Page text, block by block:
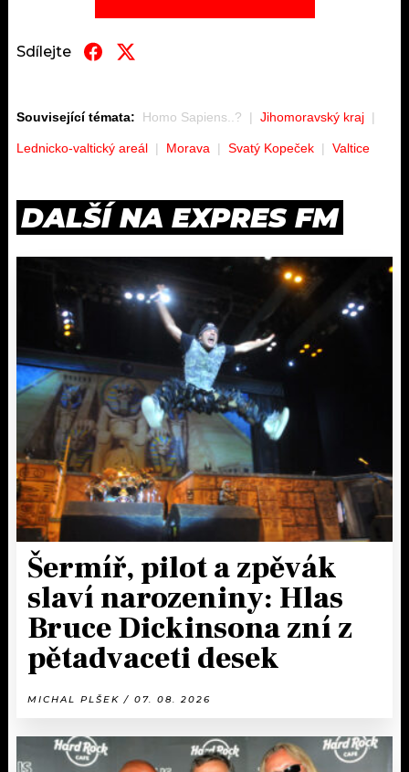
Sdílejte
Související témata: Homo Sapiens..? Jihomoravský kraj
Lednicko-valtický areál Morava Svatý Kopeček Valtice
DALŠÍ NA EXPRES FM
Šermíř, pilot a zpěvák
slaví narozeniny: Hlas
Bruce Dickinsona zní z
pětadvaceti desek
MICHAL PLŠEK / 07. 08. 2026